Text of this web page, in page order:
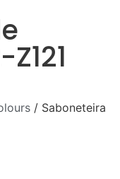
/ Saboneteira